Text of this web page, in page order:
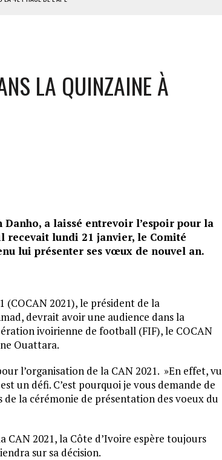
MAROC
FAYELA QUINZAINE À
a laissé entrevoir l’espoir pour la
recevait lundi 21 janvier, le Comité
lui présenter ses vœux de nouvel an.
(COCAN 2021), le président de la
devrait avoir une audience dans la
ivoirienne de football (FIF), le COCAN
Ouattara.
l’organisation de la CAN 2021. »En effet, vu
un défi. C’est pourquoi je vous demande de
la cérémonie de présentation des voeux du
2021, la Côte d’Ivoire espère toujours
sur sa décision.